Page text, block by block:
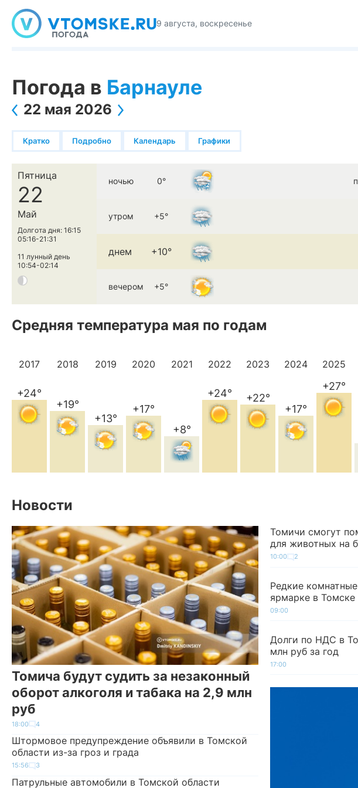
9 августа, воскресенье
Погода в Барнауле
22 мая 2026
Кратко Подробно Календарь Графики
Пятница
22
Май
Долгота дня: 16:15
05:16-21:31
11 лунный день
10:54-02:14
ночью 0°
утром +5°
днем +10°
вечером +5°
Средняя температура мая по годам
2017
+24°
2018
+19°
2019
+13°
2020
+17°
2021
+8°
2022
+24°
2023
+22°
2024
+17°
2025
+27°
Новости
Томича будут судить за незаконный
оборот алкоголя и табака на 2,9 млн
руб
18:00 4
Штормовое предупреждение объявили в Томской
области из-за гроз и града
15:56 3
Патрульные автомобили в Томской области
Томичи смогут
для животных на
10:00 2
Редкие
ярмарке в Томске
09:00
Долги по НДС в
млн руб за год
17:00